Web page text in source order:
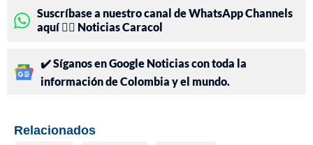
Suscríbase a nuestro canal de WhatsApp Channels
aquí 👉🏻 Noticias Caracol
✔️ Síganos en Google Noticias con toda la
información de Colombia y el mundo.
Relacionados